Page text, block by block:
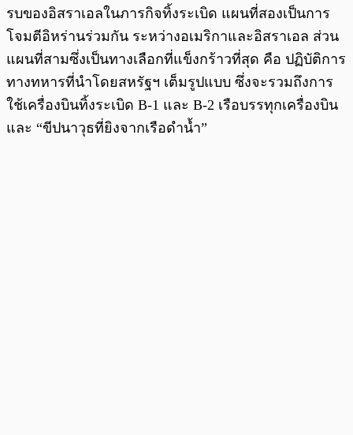
รบของอิสราเอลในภารกิจทิ้งระเบิด แผนที่สองเป็นการ
โจมตีอิหร่านร่วมกัน ระหว่างอเมริกาและอิสราเอล ส่วน
แผนที่สามซึ่งเป็นทางเลือกที่แข็งกร้าวที่สุด คือ ปฏิบัติการ
ทางทหารที่นำโดยสหรัฐฯ เต็มรูปแบบ ซึ่งจะรวมถึงการ
ใช้เครื่องบินทิ้งระเบิด B-1 และ B-2 เรือบรรทุกเครื่องบิน
และ “ขีปนาวุธที่ยิงจากเรือดำน้ำ”